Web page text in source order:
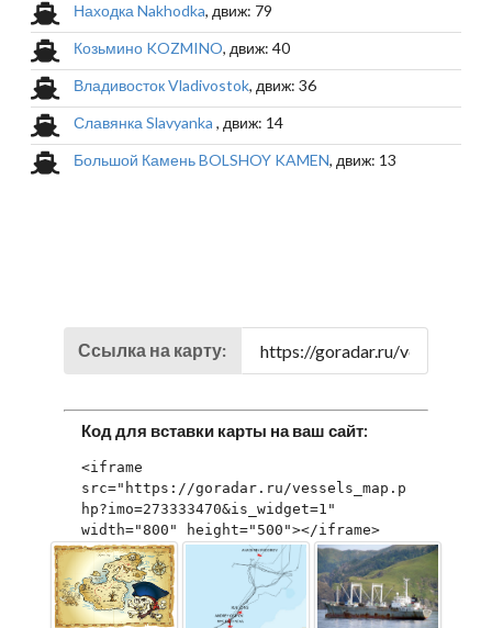
Находка Nakhodka, движ: 79
Козьмино KOZMINO, движ: 40
Владивосток Vladivostok, движ: 36
Славянка Slavyanka , движ: 14
Большой Камень BOLSHOY KAMEN, движ: 13
Ссылка на карту:
Код для вставки карты на ваш сайт:
<iframe
src="https://goradar.ru/vessels_map.p
hp?imo=273333470&is_widget=1"
width="800" height="500"></iframe>